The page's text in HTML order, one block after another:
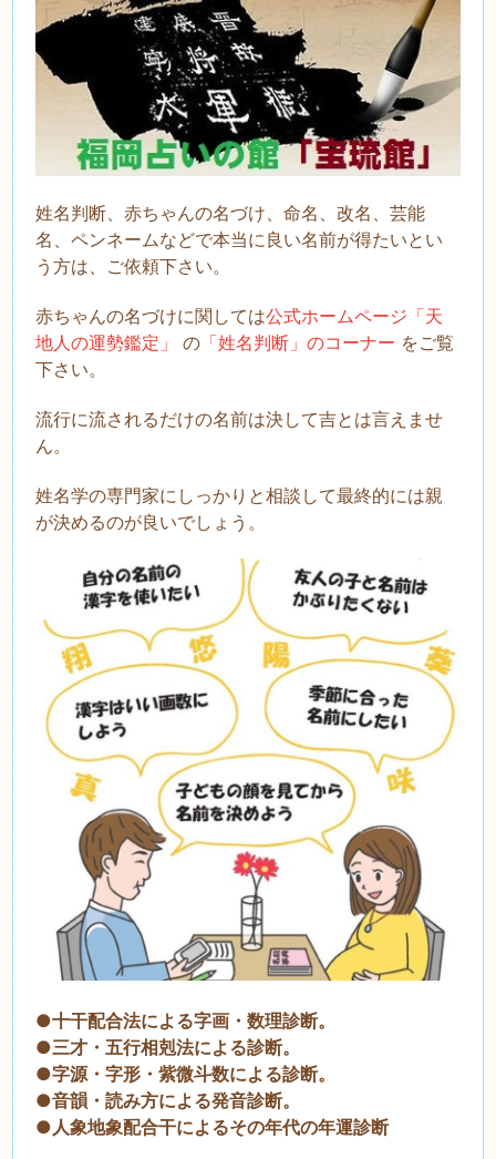
姓名判断、赤ちゃんの名づけ、命名、改名、芸能
名、ペンネームなどで本当に良い名前が得たいとい
う方は、ご依頼下さい。
赤ちゃんの名づけに関しては公式ホームページ「天
地人の運勢鑑定」
の 「姓名判断」のコーナー をご覧
下さい。
流行に流されるだけの名前は決して吉とは言えませ
ん。
姓名学の専門家にしっかりと相談して最終的には親
が決めるのが良いでしょう。
●十干配合法による字画・数理診断。
●三才・五行相剋法による診断。
●字源・字形・紫微斗数による診断。
●音韻・読み方による発音診断。
●人象地象配合干によるその年代の年運診断